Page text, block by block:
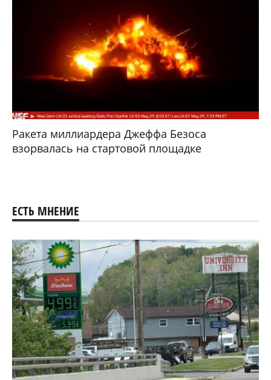
Ракета миллиардера Джеффа Безоса
взорвалась на стартовой площадке
ЕСТЬ МНЕНИЕ